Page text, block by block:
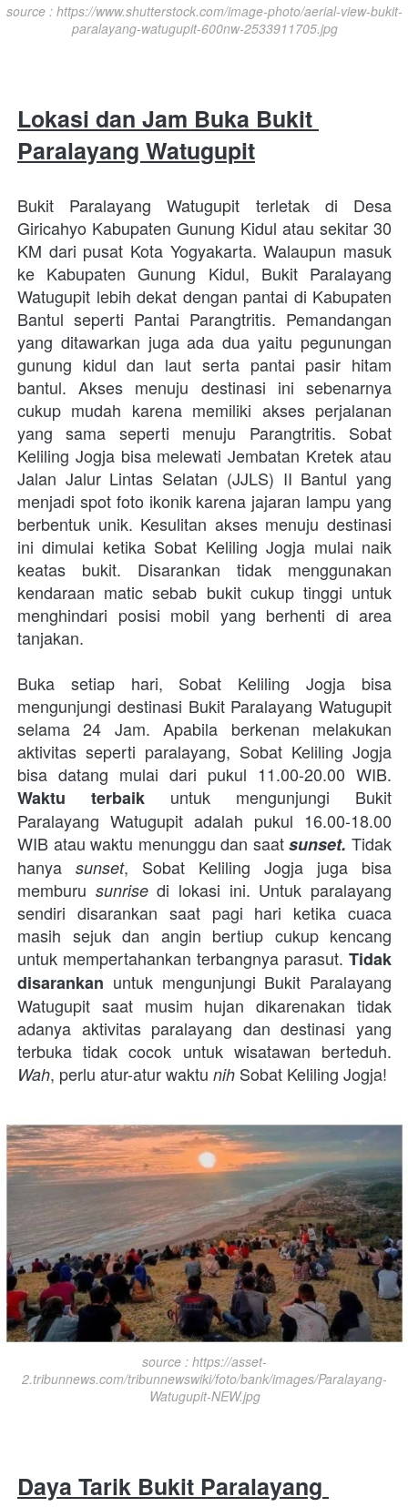
source : https://www.shutterstock.com/image-photo/aerial-view-bukit-
paralayang-watugupit-600nw-2533911705.jpg
Lokasi dan Jam Buka Bukit
Paralayang Watugupit
Bukit Paralayang Watugupit terletak di Desa
Giricahyo Kabupaten Gunung Kidul atau sekitar 30
KM dari pusat Kota Yogyakarta. Walaupun masuk
ke Kabupaten Gunung Kidul, Bukit Paralayang
Watugupit lebih dekat dengan pantai di Kabupaten
Bantul seperti Pantai Parangtritis. Pemandangan
yang ditawarkan juga ada dua yaitu pegunungan
gunung kidul dan laut serta pantai pasir hitam
bantul. Akses menuju destinasi ini sebenarnya
cukup mudah karena memiliki akses perjalanan
yang sama seperti menuju Parangtritis. Sobat
Keliling Jogja bisa melewati Jembatan Kretek atau
Jalan Jalur Lintas Selatan (JJLS) II Bantul yang
menjadi spot foto ikonik karena jajaran lampu yang
berbentuk unik. Kesulitan akses menuju destinasi
ini dimulai ketika Sobat Keliling Jogja mulai naik
keatas bukit. Disarankan tidak menggunakan
kendaraan matic sebab bukit cukup tinggi untuk
menghindari posisi mobil yang berhenti di area
tanjakan.
Buka setiap hari, Sobat Keliling Jogja bisa
mengunjungi destinasi Bukit Paralayang Watugupit
selama 24 Jam. Apabila berkenan melakukan
aktivitas seperti paralayang, Sobat Keliling Jogja
Waktu terbaik untuk mengunjungi Bukit
Paralayang Watugupit adalah pukul 16.00-18.00
WIB atau waktu menunggu dan saat sunset. Tidak
hanya sunset, Sobat Keliling Jogja juga bisa
memburu sunrise di lokasi ini. Untuk paralayang
sendiri disarankan saat pagi hari ketika cuaca
masih sejuk dan angin bertiup cukup kencang
untuk mempertahankan terbangnya parasut. Tidak
disarankan untuk mengunjungi Bukit Paralayang
Watugupit saat musim hujan dikarenakan tidak
adanya aktivitas paralayang dan destinasi yang
Wah, perlu atur-atur waktu nih Sobat Keliling Jogja!
source : https://asset-
2.tribunnews.com/tribunnewswiki/foto/bank/images/Paralayang-
Watugupit-NEW.jpg
Daya Tarik Bukit Paralayang